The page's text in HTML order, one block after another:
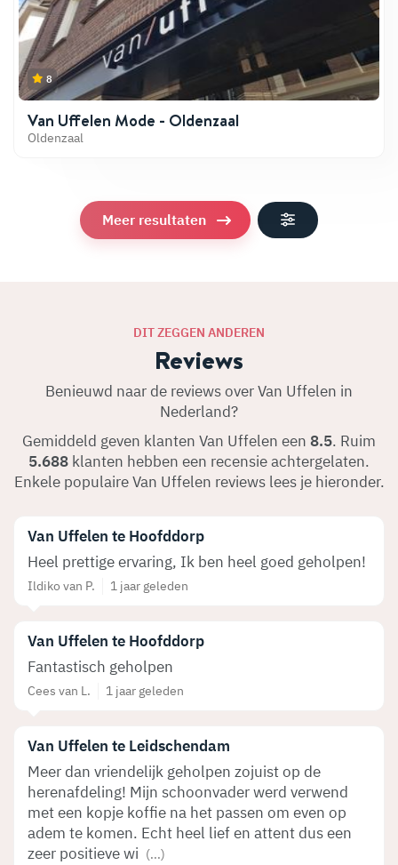
8
Van Uffelen Mode - Oldenzaal
Oldenzaal
Meer resultaten
DIT ZEGGEN ANDEREN
Reviews
Benieuwd naar de reviews over Van Uffelen in
Nederland?
Gemiddeld geven klanten Van Uffelen een 8.5. Ruim
5.688 klanten hebben een recensie achtergelaten.
Enkele populaire Van Uffelen reviews lees je hieronder.
Van Uffelen te Hoofddorp
Heel prettige ervaring, Ik ben heel goed geholpen!
Ildiko van P. 1 jaar geleden
Van Uffelen te Hoofddorp
Fantastisch geholpen
Cees van L. 1 jaar geleden
Van Uffelen te Leidschendam
Meer dan vriendelijk geholpen zojuist op de
herenafdeling! Mijn schoonvader werd verwend
met een kopje koffie na het passen om even op
adem te komen. Echt heel lief en attent dus een
zeer positieve wi (...)